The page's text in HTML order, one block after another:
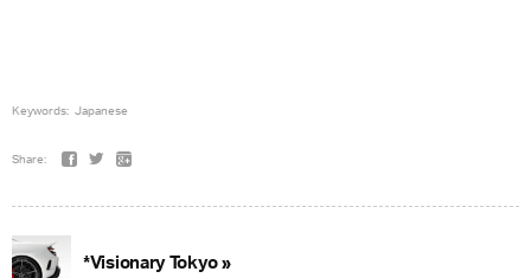
Keywords: Japanese
Share:
*Visionary Tokyo »